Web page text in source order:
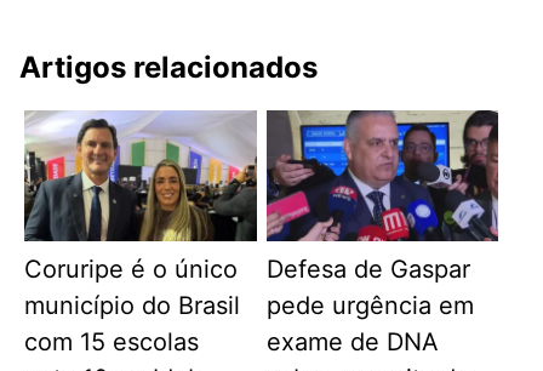
Artigos relacionados
Coruripe é o único
município do Brasil
com 15 escolas
Defesa de Gaspar
pede urgência em
exame de DNA